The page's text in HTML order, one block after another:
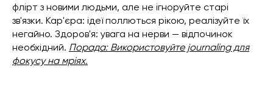
флірт з новими людьми, але не ігноруйте старі
зв'язки. Кар'єра: ідеї поллються рікою, реалізуйте їх
негайно. Здоров'я: увага на нерви — відпочинок
необхідний. Порада: Використовуйте journaling для
фокусу на мріях.